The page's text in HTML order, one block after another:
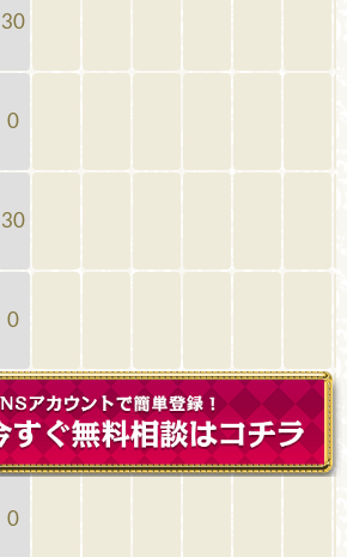
30
0
30
0
30
0